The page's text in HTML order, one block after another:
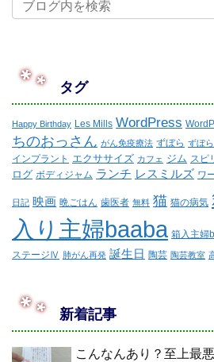
タグ
Happy Birthday Les Mills WordPress
ちのおっさん がん免疫療法 ずぼら ずぼ
インプラント エクササイズ カフェ ジム スピ
ログ ボディジャム ランチ レスミルズ ワ
日記 映画 晩ごはん 歯医者 無料 猫 猫の病気
入り主婦baaba 箱入主婦
ステージⅣ 肺がん再発 誕生日 陶芸 陶芸教室
新着記事
こんなんあり？至上最